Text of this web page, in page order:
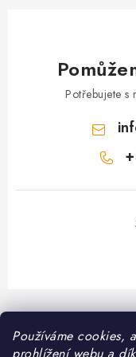
Používáme cookies,
Potřebujete s
Z
á
Informace pro vás